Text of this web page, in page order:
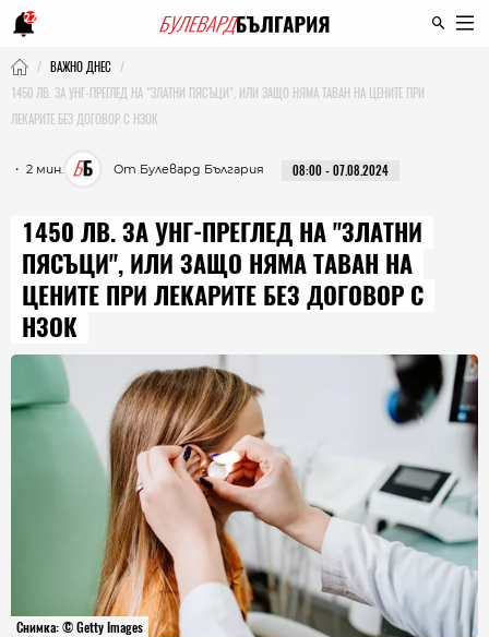
22
ВАЖНО ДНЕС
1450 ЛВ. ЗА УНГ-ПРЕГЛЕД НА "ЗЛАТНИ ПЯСЪЦИ", ИЛИ ЗАЩО НЯМА ТАВАН НА ЦЕНИТЕ ПРИ
ЛЕКАРИТЕ БЕЗ ДОГОВОР С НЗОК
・ 2 мин. От Булевард България 08:00 - 07.08.2024
1450 ЛВ. ЗА УНГ-ПРЕГЛЕД НА "ЗЛАТНИ
ПЯСЪЦИ", ИЛИ ЗАЩО НЯМА ТАВАН НА
ЦЕНИТЕ ПРИ ЛЕКАРИТЕ БЕЗ ДОГОВОР С
НЗОК
Снимка: © Getty Images